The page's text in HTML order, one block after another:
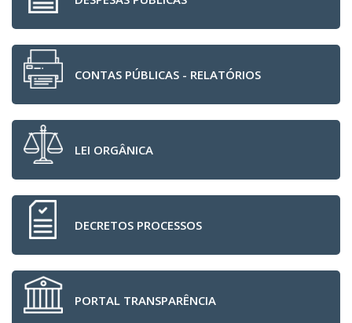
CONTAS PÚBLICAS - RELATÓRIOS
LEI ORGÂNICA
DECRETOS PROCESSOS
PORTAL TRANSPARÊNCIA